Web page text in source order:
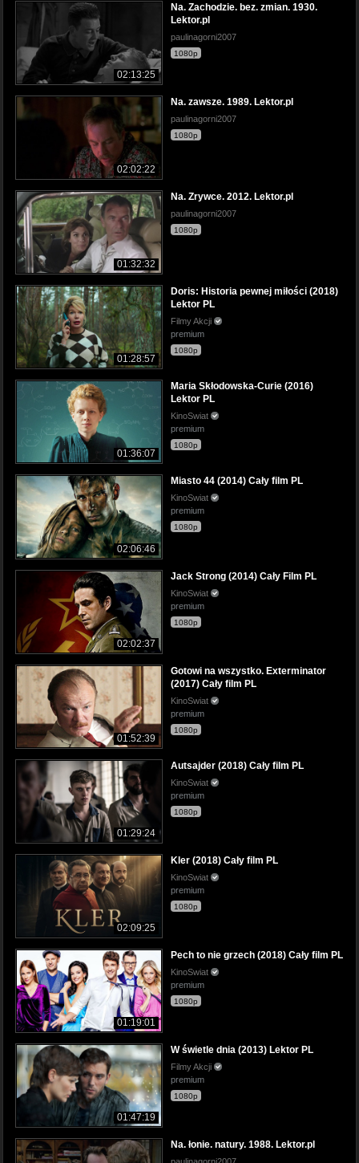
02:13:25
Na. Zachodzie. bez. zmian. 1930.
Lektor.pl
paulinagorni2007
1080p
02:02:22
Na. zawsze. 1989. Lektor.pl
paulinagorni2007
1080p
01:32:32
Na. Zrywce. 2012. Lektor.pl
paulinagorni2007
1080p
01:28:57
Doris: Historia pewnej miłości (2018)
Lektor PL
Filmy Akcji
premium
1080p
01:36:07
Maria Skłodowska-Curie (2016)
Lektor PL
KinoSwiat
premium
1080p
02:06:46
Miasto 44 (2014) Cały film PL
KinoSwiat
premium
1080p
02:02:37
Jack Strong (2014) Cały Film PL
KinoSwiat
premium
1080p
01:52:39
Gotowi na wszystko. Exterminator
(2017) Cały film PL
KinoSwiat
premium
1080p
01:29:24
Autsajder (2018) Cały film PL
KinoSwiat
premium
1080p
02:09:25
Kler (2018) Cały film PL
KinoSwiat
premium
1080p
01:19:01
Pech to nie grzech (2018) Cały film PL
KinoSwiat
premium
1080p
01:47:19
W świetle dnia (2013) Lektor PL
Filmy Akcji
premium
1080p
Na. łonie. natury. 1988. Lektor.pl